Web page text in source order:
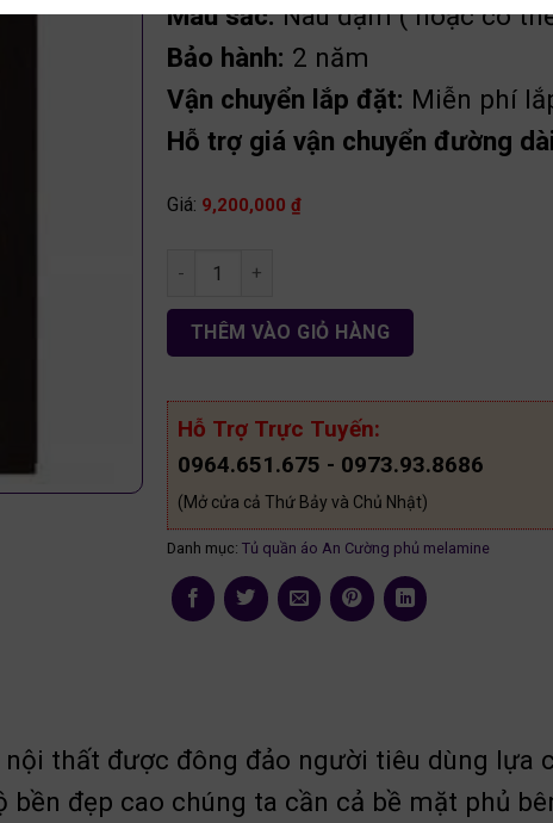
Màu sắc:Nâu đậm ( hoặc có
Bảo hành: 2 năm
Vận chuyển lắp đặt: Miễn phí
Hỗ trợ giá vận chuyển đường
Giá: 9,200,000 ₫
Tủ áo 4c 2 tầng phủ melamine gỗ An Cường
THÊM VÀO GIỎ HÀNG
Hỗ Trợ Trực Tuyến:
0964.651.675 - 0973.93.8686
(Mở cửa cả Thứ Bảy và Chủ Nhật)
Danh mục: Tủ quần áo An Cường phủ melamine
thất được đông đảo người tiêu dùng lựa
đẹp cao chúng ta cần cả bề mặt phủ